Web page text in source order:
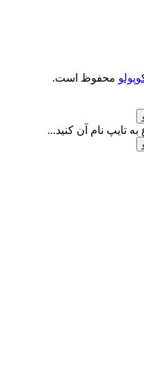
محفوظ است.
تایپ نام آن کنید...